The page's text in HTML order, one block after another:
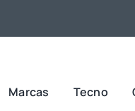
Marcas Tecno